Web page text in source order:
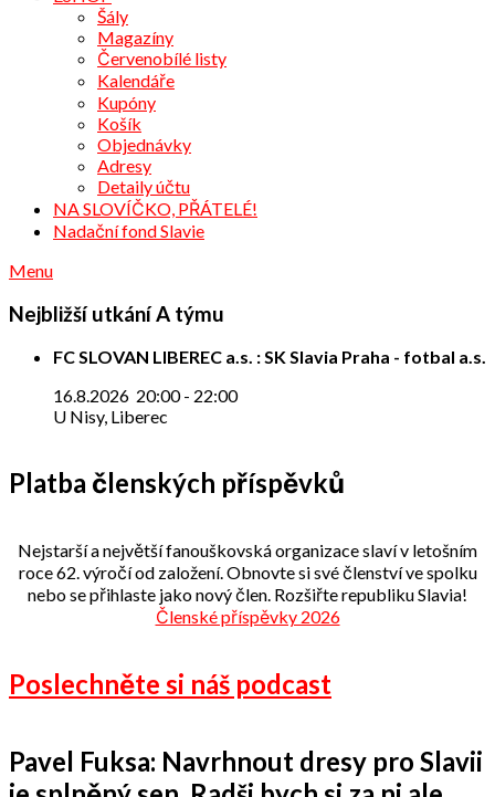
Šály
Magazíny
Červenobílé listy
Kalendáře
Kupóny
Košík
Objednávky
Adresy
Detaily účtu
NA SLOVÍČKO, PŘÁTELÉ!
Nadační fond Slavie
Menu
Nejbližší utkání A týmu
FC SLOVAN LIBEREC a.s. : SK Slavia Praha - fotbal a.s.
16.8.2026 20:00- 22:00
U Nisy, Liberec
Platba členských příspěvků
Nejstarší a největší fanouškovská organizace slaví v letošním
roce 62. výročí od založení. Obnovte si své členství ve spolku
nebo se přihlaste jako nový člen. Rozšiřte republiku Slavia!
Členské příspěvky 2026
Poslechněte si náš podcast
Pavel Fuksa: Navrhnout dresy pro Slavii